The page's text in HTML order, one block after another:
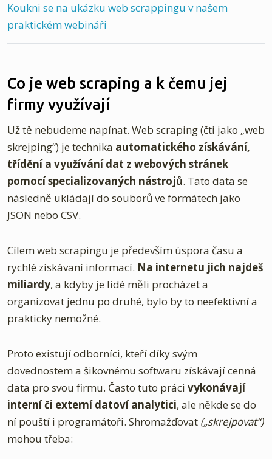
Koukni se na ukázku web scrappingu v našem
praktickém webináři
Co je web scraping a k čemu jej
firmy využívají
Už tě nebudeme napínat. Web scraping (čti jako „web
skrejping“) je technika automatického získávání,
třídění a využívání dat z webových stránek
pomocí specializovaných nástrojů. Tato data se
následně ukládají do souborů ve formátech jako
JSON nebo CSV.
Cílem web scrapingu je především úspora času a
rychlé získávaní informací. Na internetu jich najdeš
miliardy, a kdyby je lidé měli procházet a
organizovat jednu po druhé, bylo by to neefektivní a
prakticky nemožné.
Proto existují odborníci, kteří díky svým
dovednostem a šikovnému softwaru získávají cenná
data pro svou firmu. Často tuto práci vykonávají
interní či externí datoví analytici, ale někde se do
ní pouští i programátoři. Shromažďovat („skrejpovat“)
mohou třeba: